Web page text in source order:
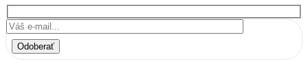
Odoberať